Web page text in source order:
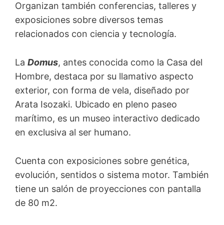
Organizan también conferencias, talleres y
exposiciones sobre diversos temas
relacionados con ciencia y tecnología.
La Domus, antes conocida como la Casa del
Hombre, destaca por su llamativo aspecto
exterior, con forma de vela, diseñado por
Arata Isozaki. Ubicado en pleno paseo
marítimo, es un museo interactivo dedicado
en exclusiva al ser humano.
Cuenta con exposiciones sobre genética,
evolución, sentidos o sistema motor. También
tiene un salón de proyecciones con pantalla
de 80 m2.